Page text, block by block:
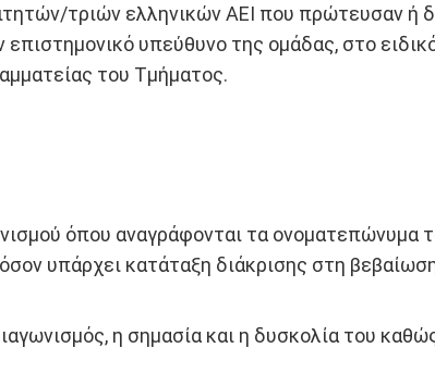
τριών ελληνικών ΑΕΙ που πρώτευσαν ή
υπεύθυνο της ομάδας, στο
του Τμήματος.
όπου αναγράφονται τα
υπάρχει κατάταξη διάκρισης στη
η σημασία και η δυσκολία του